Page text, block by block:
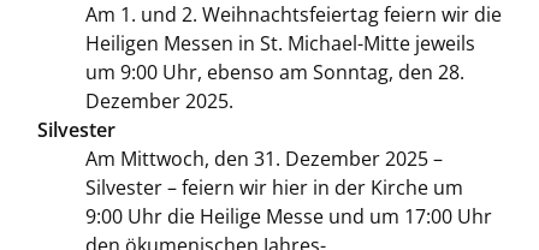
Am 1. und 2. Weihnachtsfeiertag feiern wir die
Heiligen Messen in St. Michael-Mitte jeweils
um 9:00 Uhr, ebenso am Sonntag, den 28.
Dezember 2025.
Silvester
Am Mittwoch, den 31. Dezember 2025 –
Silvester – feiern wir hier in der Kirche um
9:00 Uhr die Heilige Messe und um 17:00 Uhr